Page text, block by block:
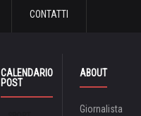
CONTATTI
CALENDARIO
POST
ABOUT
Giornalista